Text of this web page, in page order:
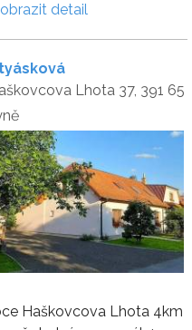
detail
Lhota 37, 391 65
Haškovcova Lhota 4km